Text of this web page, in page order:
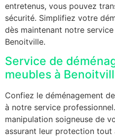
entretenus, vous pouvez
sécurité. Simplifiez votre
dès maintenant notre
Benoitville.
Service de
meubles à
Confiez le déménagement
à notre service
manipulation soigneuse de
assurant leur protection tout